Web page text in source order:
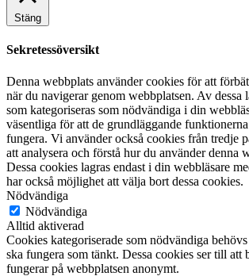
Stäng
Sekretessöversikt
Denna webbplats använder cookies för att
när du navigerar genom webbplatsen. Av dessa
som kategoriseras som nödvändiga i din
väsentliga för att de grundläggande
fungera. Vi använder också cookies från tredje
att analysera och förstå hur du använder denna
Dessa cookies lagras endast i din webbläsare
har också möjlighet att välja bort dessa cookies.
Nödvändiga
Nödvändiga
Alltid aktiverad
Cookies kategoriserade som nödvändiga
ska fungera som tänkt. Dessa cookies ser till att
fungerar på webbplatsen anonymt.